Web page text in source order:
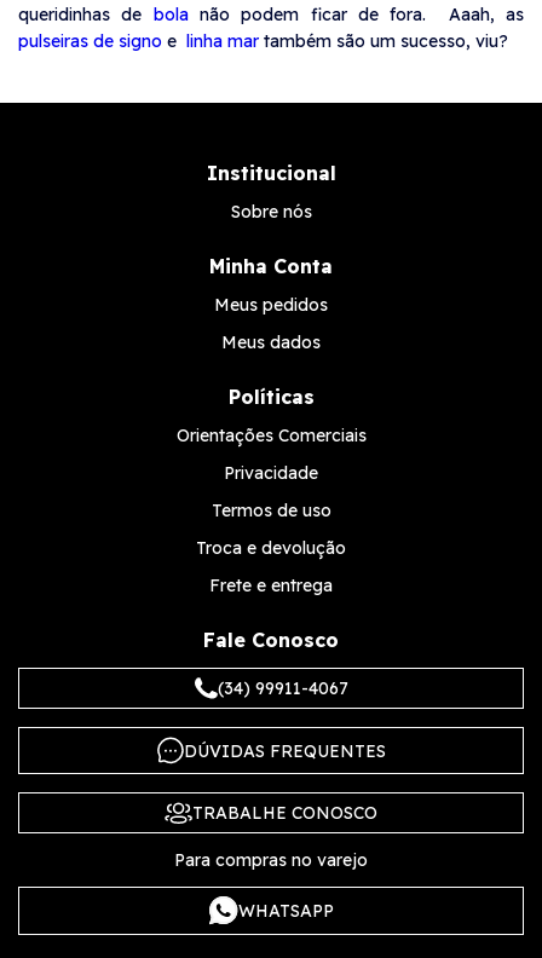
queridinhas de bola não podem ficar de fora. Aaah, as
pulseiras de signo e linha mar também são um sucesso, viu?
Institucional
Sobre nós
Minha Conta
Meus pedidos
Meus dados
Políticas
Orientações Comerciais
Privacidade
Termos de uso
Troca e devolução
Frete e entrega
Fale Conosco
(34) 99911-4067
DÚVIDAS FREQUENTES
TRABALHE CONOSCO
Para compras no varejo
WHATSAPP